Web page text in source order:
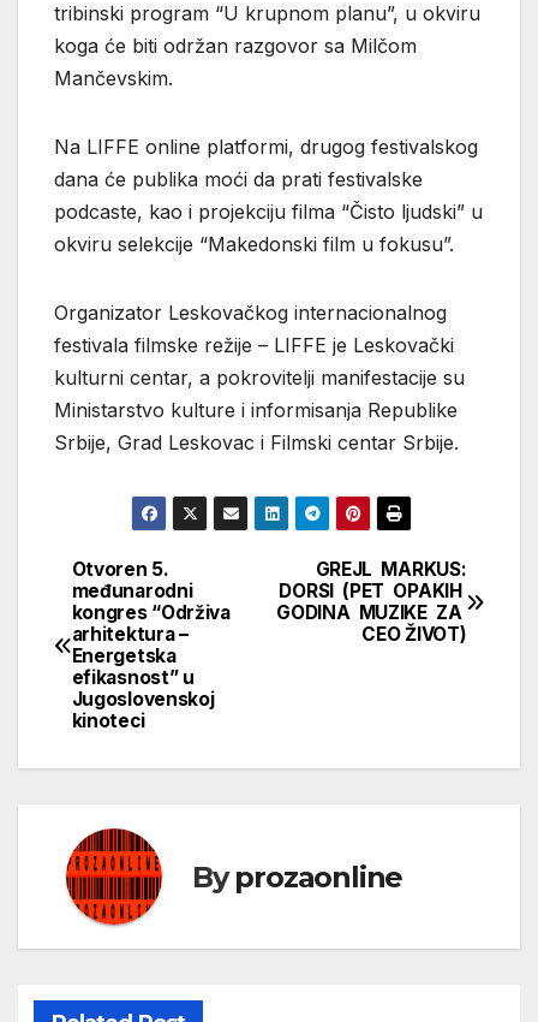
tribinski program “U krupnom planu”, u okviru
koga će biti održan razgovor sa Milčom
Mančevskim.
Na LIFFE online platformi, drugog festivalskog
dana će publika moći da prati festivalske
podcaste, kao i projekciju filma “Čisto ljudski” u
okviru selekcije “Makedonski film u fokusu”.
Organizator Leskovačkog internacionalnog
festivala filmske režije – LIFFE je Leskovački
kulturni centar, a pokrovitelji manifestacije su
Ministarstvo kulture i informisanja Republike
Srbije, Grad Leskovac i Filmski centar Srbije.
Кретање
чланка
GREJL MARKUS:
DORSI (PET OPAKIH
GODINA MUZIKE ZA
CEO ŽIVOT)
Otvoren 5.
međunarodni
kongres “Održiva
arhitektura –
Energetska
efikasnost” u
Jugoslovenskoj
kinoteci
Byprozaonline